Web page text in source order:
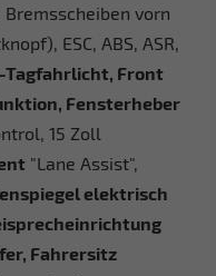
, Bremsscheiben vorn
ESC, ABS, ASR,
Tagfahrlicht, Front
Fensterheber
15 Zoll
"Lane Assist",
elektrisch
Fahrersitz